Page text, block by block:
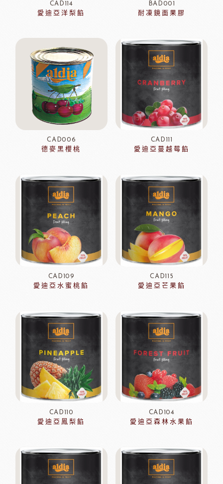
CAD114
愛迪亞洋梨餡
BAD001
耐凍鏡面果膠
CAD006
德麥黑櫻桃
CAD111
愛迪亞蔓越莓餡
CAD109
愛迪亞水蜜桃餡
CAD115
愛迪亞芒果餡
CAD110
愛迪亞鳳梨餡
CAD104
愛迪亞森林水果餡